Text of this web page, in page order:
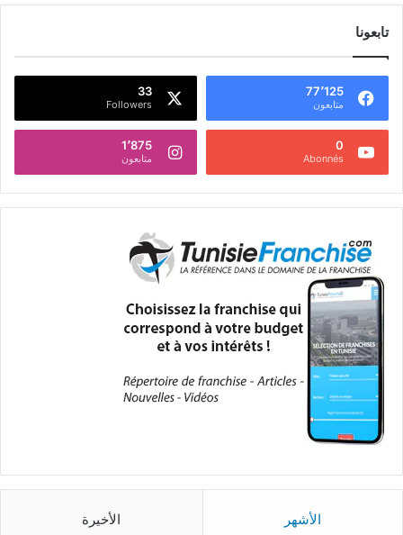
تابعونا
77٬125
متابعون
33
Followers
0
Abonnés
1٬875
متابعون
الأشهر الأخيرة